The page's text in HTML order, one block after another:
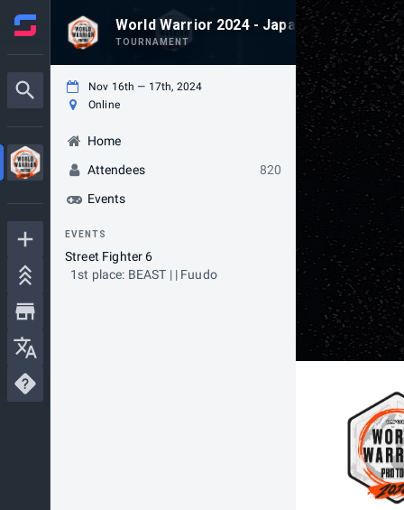
World Warrior 2024 - Japan 4
TOURNAMENT
Nov 16th — 17th, 2024
Online
Home
Attendees
820
Events
EVENTS
Street Fighter 6
1st place: BEAST | | Fuudo